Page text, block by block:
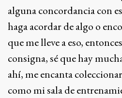
alguna concordancia con
haga acordar de algo o
que me lleve a eso,
consigna, sé que hay
ahí, me encanta
como mi sala de